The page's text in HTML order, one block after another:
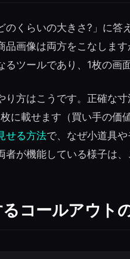
のくらいの大きさ?」に答
画像は両方をこなします
るツールであり、1枚の画
り方はこうです。正確な
枚に載せます（買い手の価
せる方法で、なぜ小道具
者が機能している様子は、
コールアウト